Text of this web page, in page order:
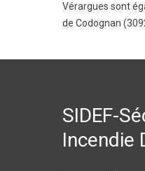
Vérargues sont
de Codognan
SIDEF-
Incendie